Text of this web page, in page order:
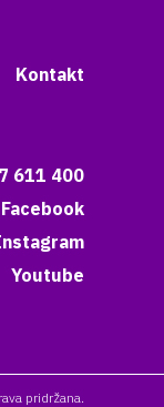
Kontakt
611 400
Facebook
Youtube
pridržana.